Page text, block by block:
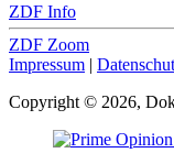
ZDF Info
ZDF Zoom
Impressum |
Copyright © 2026,